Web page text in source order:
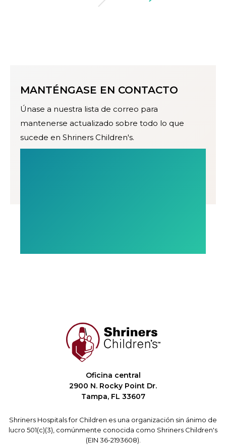
MANTÉNGASE EN CONTACTO
Únase a nuestra lista de correo para
mantenerse actualizado sobre todo lo que
sucede en Shriners Children's.
Oficina central
2900 N. Rocky Point Dr.
Tampa, FL 33607
Shriners Hospitals for Children es una organización sin ánimo de
lucro 501(c)(3), comúnmente conocida como Shriners Children's
(EIN 36-2193608).